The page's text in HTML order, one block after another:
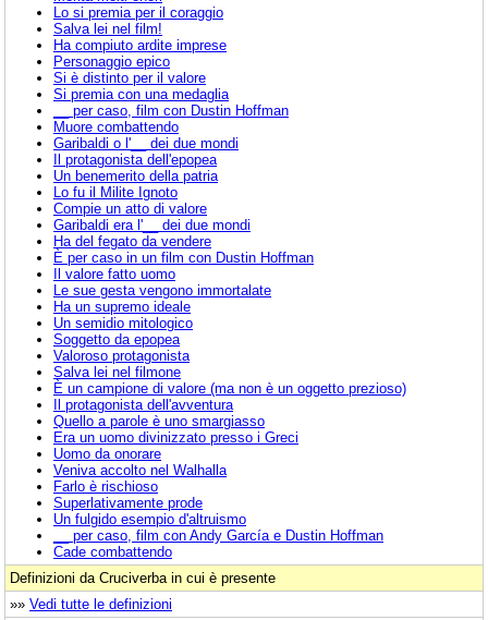
Lo si premia per il coraggio
Salva lei nel film!
Ha compiuto ardite imprese
Personaggio epico
Si è distinto per il valore
Si premia con una medaglia
__ per caso, film con Dustin Hoffman
Muore combattendo
Garibaldi o l'__ dei due mondi
Il protagonista dell'epopea
Un benemerito della patria
Lo fu il Milite Ignoto
Compie un atto di valore
Garibaldi era l'__ dei due mondi
Ha del fegato da vendere
È per caso in un film con Dustin Hoffman
Il valore fatto uomo
Le sue gesta vengono immortalate
Ha un supremo ideale
Un semidio mitologico
Soggetto da epopea
Valoroso protagonista
Salva lei nel filmone
È un campione di valore (ma non è un oggetto prezioso)
Il protagonista dell'avventura
Quello a parole è uno smargiasso
Era un uomo divinizzato presso i Greci
Uomo da onorare
Veniva accolto nel Walhalla
Farlo è rischioso
Superlativamente prode
Un fulgido esempio d'altruismo
__ per caso, film con Andy García e Dustin Hoffman
Cade combattendo
Definizioni da Cruciverba in cui è presente
»» Vedi tutte le definizioni